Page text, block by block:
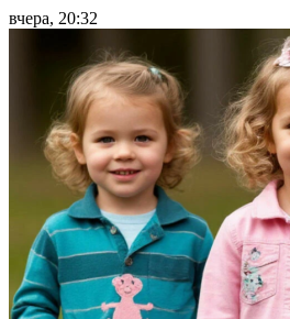
вчера, 20:32